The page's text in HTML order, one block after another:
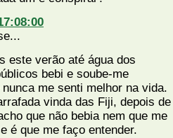
este verão até água dos
bebi e soube-me
nunca me senti melhor na vida.
vinda das Fiji, depois de
que não bebia nem que me
é que me faço entender.